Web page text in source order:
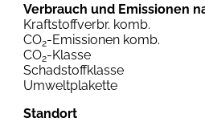
Verbrauch und Emissionen
Kraftstoffverbr. komb.
CO2-Emissionen komb.
CO2-Klasse
Schadstoffklasse
Umweltplakette
Standort